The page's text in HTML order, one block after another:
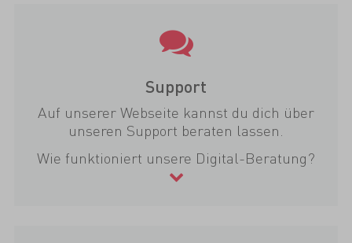
Support
Auf unserer Webseite kannst du dich über
unseren Support beraten lassen.
Wie funktioniert unsere Digital-Beratung?